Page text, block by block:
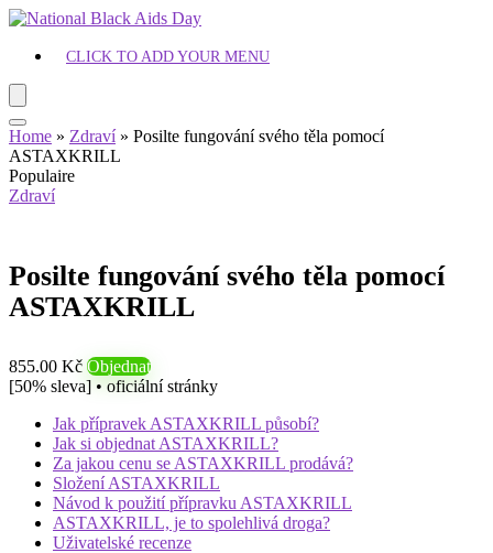
CLICK TO ADD YOUR MENU
Home » Zdraví» Posilte fungování svého těla pomocí
ASTAXKRILL
Populaire
Zdraví
Posilte fungování svého těla pomocí
ASTAXKRILL
855.00 Kč Objednat
[50% sleva] • oficiální stránky
Jak přípravek ASTAXKRILL působí?
Jak si objednat ASTAXKRILL?
Za jakou cenu se ASTAXKRILL prodává?
Složení ASTAXKRILL
Návod k použití přípravku ASTAXKRILL
ASTAXKRILL, je to spolehlivá droga?
Uživatelské recenze